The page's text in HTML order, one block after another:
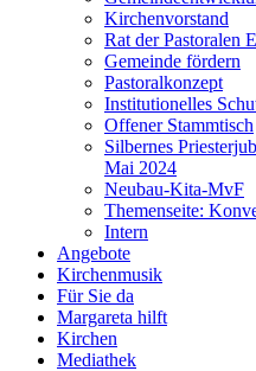
Kirchenvorstand
Rat der Pastoralen
Gemeinde fördern
Pastoralkonzept
Institutionelles
Offener Stammtisch
Silbernes
Mai 2024
Neubau-Kita-MvF
Themenseite:
Intern
Angebote
Kirchenmusik
Für Sie da
Margareta hilft
Kirchen
Mediathek